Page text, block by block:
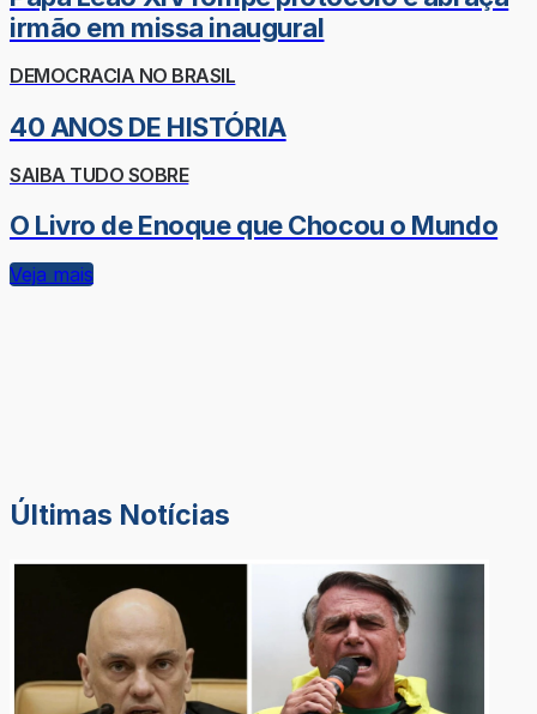
irmão em missa inaugural
DEMOCRACIA NO BRASIL
40 ANOS DE HISTÓRIA
SAIBA TUDO SOBRE
O Livro de Enoque que Chocou o Mundo
Veja mais
Últimas Notícias